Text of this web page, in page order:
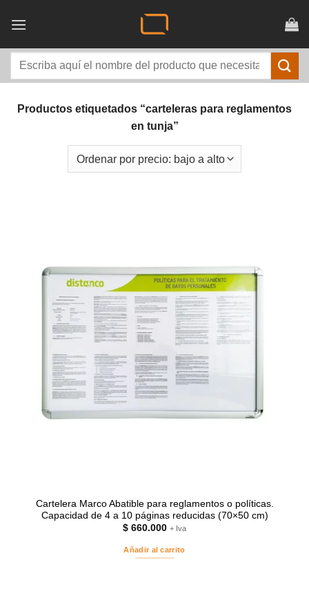
Buscar
Productos etiquetados “carteleras para reglamentos
en tunja”
Cartelera Marco Abatible para reglamentos o políticas.
Capacidad de 4 a 10 páginas reducidas (70×50 cm)
$ 660.000 + Iva
Añadir al carrito